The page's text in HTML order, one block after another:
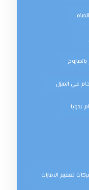
في المنزل
يدويا
تعقيم الامارات